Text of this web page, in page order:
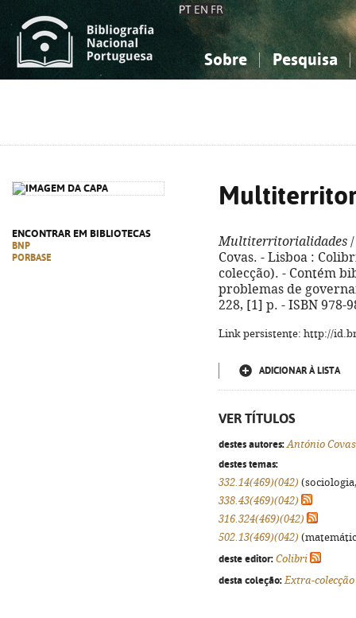
PT EN FR
Sobre Pesquisa
ENCONTRAR EM BIBLIOTECAS
BNP
PORBASE
Multiterritorialidades
Covas. - Lisboa :
colecção). - Contém
problemas de
228, [1] p. - ISBN 978-
Link persistente: http://
ADICIONAR À LISTA
VER TÍTULOS
destes autores: António Covas
destes temas:
332.14(469)(042)
338.43(469)(042)
316.324(469)(042)
502.13(469)(042)
deste editor: Colibri
desta coleção: Extra-colecção